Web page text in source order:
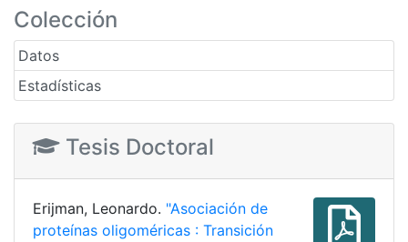
Colección
Datos
Estadísticas
Tesis Doctoral
Erijman, Leonardo. "Asociación de
proteínas oligoméricas : Transición